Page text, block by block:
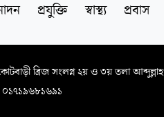
প্রযুক্তি স্বাস্থ্য প্রবাস
ব্রিজ সংলগ্ন ২য় ও ৩য় তলা